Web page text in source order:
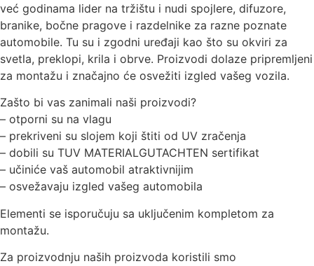
već godinama lider na tržištu i nudi spojlere, difuzore,
branike, bočne pragove i razdelnike za razne poznate
automobile. Tu su i zgodni uređaji kao što su okviri za
svetla, preklopi, krila i obrve. Proizvodi dolaze pripremljeni
za montažu i značajno će osvežiti izgled vašeg vozila.
Zašto bi vas zanimali naši proizvodi?
– otporni su na vlagu
– prekriveni su slojem koji štiti od UV zračenja
– dobili su TUV MATERIALGUTACHTEN sertifikat
– učiniće vaš automobil atraktivnijim
– osvežavaju izgled vašeg automobila
Elementi se isporučuju sa uključenim kompletom za
montažu.
Za proizvodnju naših proizvoda koristili smo